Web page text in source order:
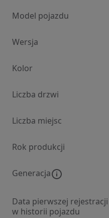
Model pojazdu
Wersja
Kolor
Liczba drzwi
Liczba miejsc
Rok produkcji
Generacja
Data pierwszej rejestracji
w historii pojazdu